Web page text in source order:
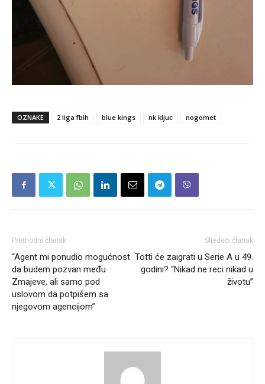
OZNAKE 2 liga fbih blue kings nk kljuc nogomet
Prethodni članak
“Agent mi ponudio mogućnost
da budem pozvan među
Zmajeve, ali samo pod
uslovom da potpišem sa
njegovom agencijom”
Sljedeći članak
Totti će zaigrati u Serie A u 49.
godini? “Nikad ne reci nikad u
životu”